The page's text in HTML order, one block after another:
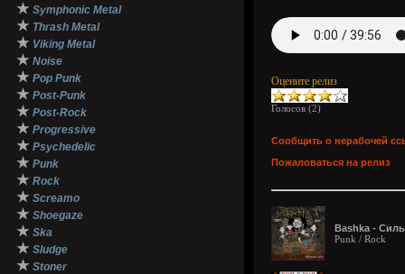
★ Symphonic Metal
★ Thrash Metal
★ Viking Metal
★ Noise
★ Pop Punk
★ Post-Punk
★ Post-Rock
★ Progressive
★ Psychedelic
★ Punk
★ Rock
★ Screamo
★ Shoegaze
★ Ska
★ Sludge
★ Stoner
Оцените релиз
Голосов (2)
Сообщить о нерабочей
Пожаловаться на релиз
Bashka -
Punk / Rock